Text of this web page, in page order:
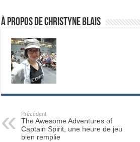
À propos de Christyne Blais
Précédent
The Awesome Adventures of
Captain Spirit, une heure de jeu
bien remplie